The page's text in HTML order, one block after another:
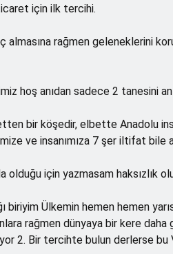
için ilk tercihi.
almasına rağmen geleneklerini
hoş anıdan sadece 2 tanesini
bir köşedir, elbette Anadolu
ve insanımıza 7 şer iltifat bile
olduğu için yazmasam haksızlık
biriyim Ülkemin hemen hemen
rağmen dünyaya bir kere
2. Bir tercihte bulun derlerse bu